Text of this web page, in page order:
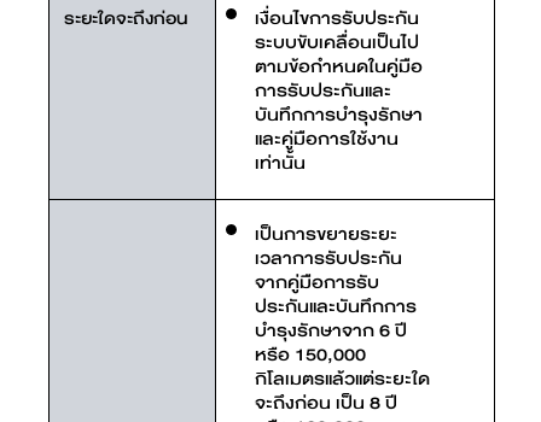
ระยะใดจะถึงก่อน
เงื่อนไขการรับประกัน
ระบบขับเคลื่อนเป็นไป
ตามข้อกำหนดในคู่มือ
การรับประกันและ
บันทึกการบำรุงรักษา
และคู่มือการใช้งาน
เท่านั้น
เป็นการขยายระยะ
เวลาการรับประกัน
จากคู่มือการรับ
ประกันและบันทึกการ
บำรุงรักษาจาก 6 ปี
หรือ 150,000
กิโลเมตรแล้วแต่ระยะใด
จะถึงก่อน เป็น 8 ปี